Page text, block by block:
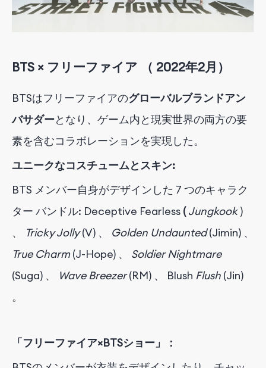
BTS × フリーファイア （ 2022年2月 ）
BTSはフリーファイアのグローバルブランドアン
バサダーとなり 、ゲーム内と現実世界の両方の要
素を含むコラボレーションを実現 した。
ユニークなコスチュームとスキン:
BTS メンバー自身がデザインした 7 つのキャラク
ター バンドル: Deceptive Fearless ( Jungkook )
、
Tricky Jolly (V) 、 Golden Undaunted (Jimin) 、
True Charm (J-Hope) 、
Soldier Nightmare
(Suga) 、 Wave Breezer (RM) 、 Blush Flush (Jin)
。
「フリーファイア×BTSショー」：